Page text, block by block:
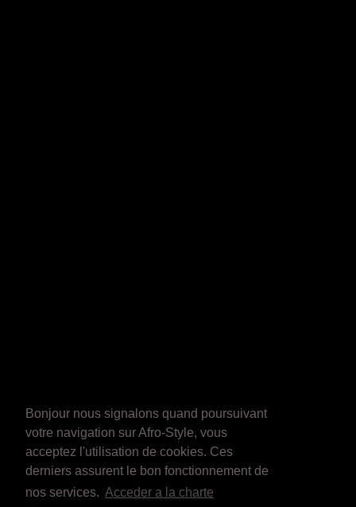
Bonjour nous signalons quand poursuivant
votre navigation sur Afro-Style, vous
acceptez l'utilisation de cookies. Ces
derniers assurent le bon fonctionnement de
nos services. Acceder a la charte